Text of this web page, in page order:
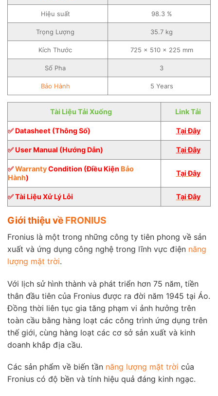
Hiệu suất 98.3 %
Trọng Lượng 35.7 kg
Kích Thước 725 x 510 x 225 mm
Số Pha 3
Bảo Hành 5 Years
Tài Liệu Tải Xuống Link Tải
✅ Datasheet (Thông Số) Tại Đây
✅ User Manual (Hướng Dẫn) Tại Đây
✅WarrantyCondition (Điều Kiện Bảo
Hành)
Tại Đây
✅ Tài Liệu Xử Lý Lỗi Tại Đây
Giới thiệu về FRONIUS
Fronius là một trong những công ty tiên phong về sản
xuất và ứng dụng công nghệ trong lĩnh vực điện năng
lượng mặt trời.
Với lịch sử hình thành và phát triển hơn 75 năm, tiền
thân đầu tiên của Fronius được ra đời năm 1945 tại Áo.
Đồng thời liên tục gia tăng phạm vi ảnh hưởng trên
toàn cầu bằng hàng loạt các công trình ứng dụng trên
thế giới, cùng hàng loạt các cơ sở sản xuất và kinh
doanh khắp địa cầu.
Các sản phẩm về biến tần năng lượng mặt trời của
Fronius có độ bền và tính hiệu quả đáng kinh ngạc.